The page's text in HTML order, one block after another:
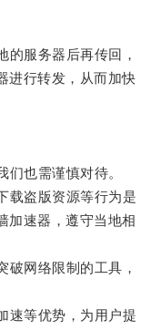
服务器后再传回，
进行转发，从而加快
也需谨慎对待。
盗版资源等行为是
加速器，遵守当地相
网络限制的工具，
等优势，为用户提